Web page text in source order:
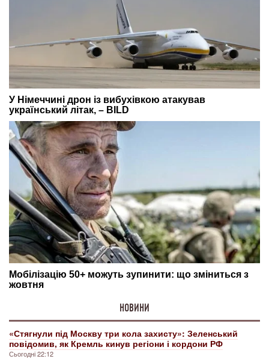
НОВИНИ
«Стягнули під Москву три кола захисту»: Зеленський
повідомив, як Кремль кинув регіони і кордони РФ
Сьогодні 22:12